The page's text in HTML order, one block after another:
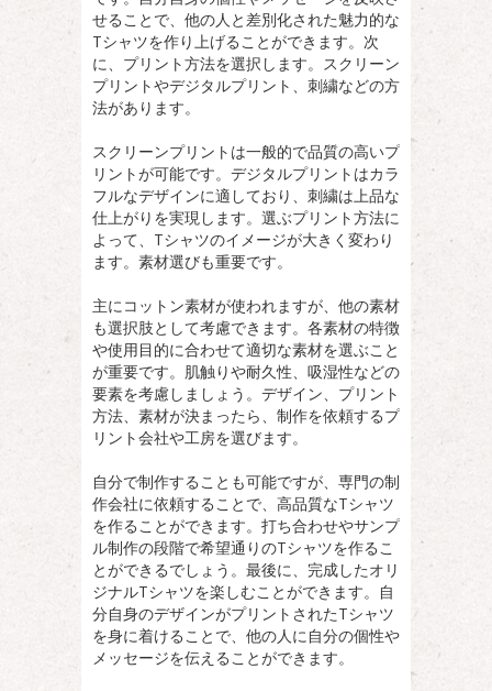
せることで、他の人と差別化された魅力的な
Tシャツを作り上げることができます。次
に、プリント方法を選択します。スクリーン
プリントやデジタルプリント、刺繍などの方
法があります。
スクリーンプリントは一般的で品質の高いプ
リントが可能です。デジタルプリントはカラ
フルなデザインに適しており、刺繍は上品な
仕上がりを実現します。選ぶプリント方法に
よって、Tシャツのイメージが大きく変わり
ます。素材選びも重要です。
主にコットン素材が使われますが、他の素材
も選択肢として考慮できます。各素材の特徴
や使用目的に合わせて適切な素材を選ぶこと
が重要です。肌触りや耐久性、吸湿性などの
要素を考慮しましょう。デザイン、プリント
方法、素材が決まったら、制作を依頼するプ
リント会社や工房を選びます。
自分で制作することも可能ですが、専門の制
作会社に依頼することで、高品質なTシャツ
を作ることができます。打ち合わせやサンプ
ル制作の段階で希望通りのTシャツを作るこ
とができるでしょう。最後に、完成したオリ
ジナルTシャツを楽しむことができます。自
分自身のデザインがプリントされたTシャツ
を身に着けることで、他の人に自分の個性や
メッセージを伝えることができます。